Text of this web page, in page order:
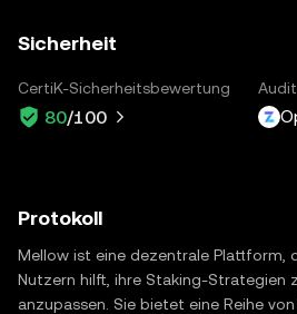
Sicherheit
CertiK-Sicherheitsbewertung
80/100
Protokoll
Mellow ist eine dezentrale Plattform,
Nutzern hilft, ihre Staking-Strategien
anzupassen. Sie bietet eine Reihe